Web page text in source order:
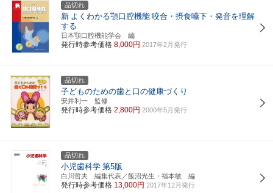
品切れ
新 よくわかる顎口腔機能 咬合・摂食嚥下・発音を理解
する
日本顎口腔機能学会 編
発行時参考価格 8,000円 2017年2月発行
品切れ
子どものための歯と口の健康づくり
安井利一 監修
発行時参考価格 2,800円 2000年5月発行
品切れ
小児歯科学 第5版
白川哲夫 編集代表／飯沼光生・福本敏 編
発行時参考価格 13,000円 2017年12月発行